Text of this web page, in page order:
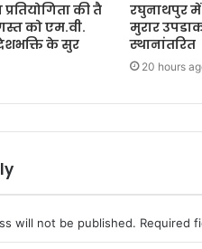
की तै
को एम.वी.
के सुर
रघुनाथपुर
मुरार
स्थानांतरित
20 hours
will not be published. Required